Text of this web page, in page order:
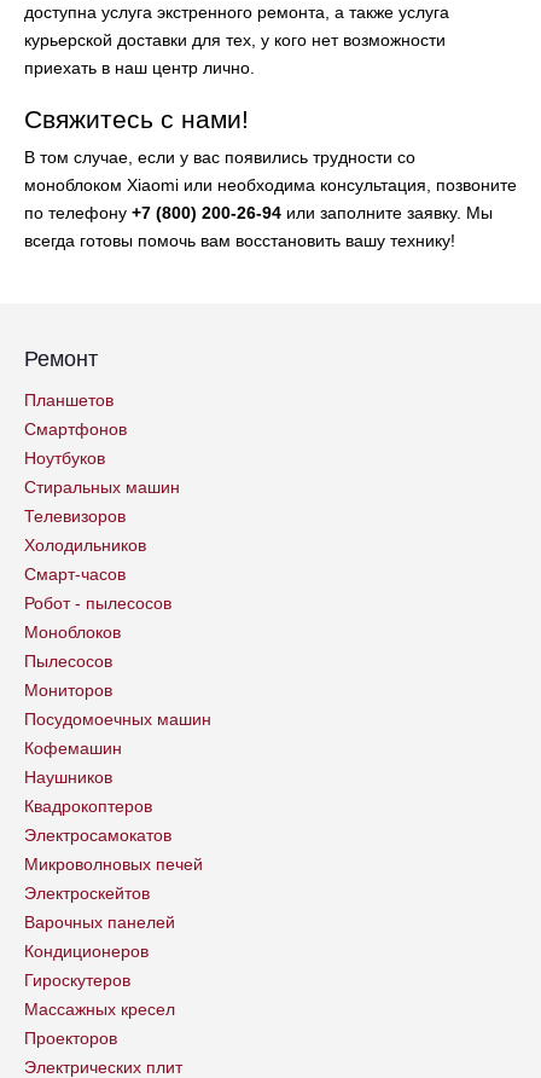
доступна услуга экстренного ремонта, а также услуга
курьерской доставки для тех, у кого нет возможности
приехать в наш центр лично.
Свяжитесь с нами!
В том случае, если у вас появились трудности со
моноблоком Xiaomi или необходима консультация, позвоните
по телефону +7 (800) 200-26-94 или заполните заявку. Мы
всегда готовы помочь вам восстановить вашу технику!
Ремонт
Планшетов
Смартфонов
Ноутбуков
Стиральных машин
Телевизоров
Холодильников
Смарт-часов
Робот - пылесосов
Моноблоков
Пылесосов
Мониторов
Посудомоечных машин
Кофемашин
Наушников
Квадрокоптеров
Электросамокатов
Микроволновых печей
Электроскейтов
Варочных панелей
Кондиционеров
Гироскутеров
Массажных кресел
Проекторов
Электрических плит